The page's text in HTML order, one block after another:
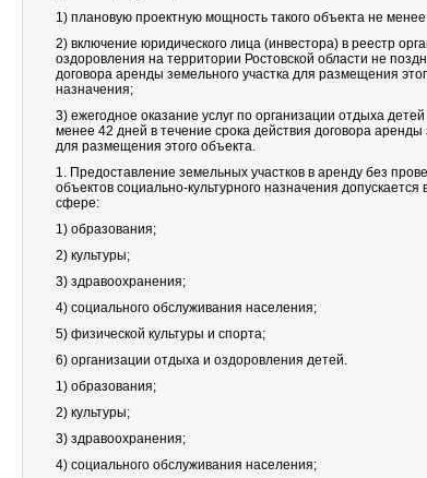
1) плановую проектную мощность такого объекта не
2) включение юридического лица (инвестора) в реестр
оздоровления на территории Ростовской области не
договора аренды земельного участка для размещения
назначения;
3) ежегодное оказание услуг по организации отдыха
менее 42 дней в течение срока действия договора аренды
для размещения этого объекта.
1. Предоставление земельных участков в аренду без
объектов социально-культурного назначения
сфере:
1) образования;
2) культуры;
3) здравоохранения;
4) социального обслуживания населения;
5) физической культуры и спорта;
6) организации отдыха и оздоровления детей.
1) образования;
2) культуры;
3) здравоохранения;
4) социального обслуживания населения;